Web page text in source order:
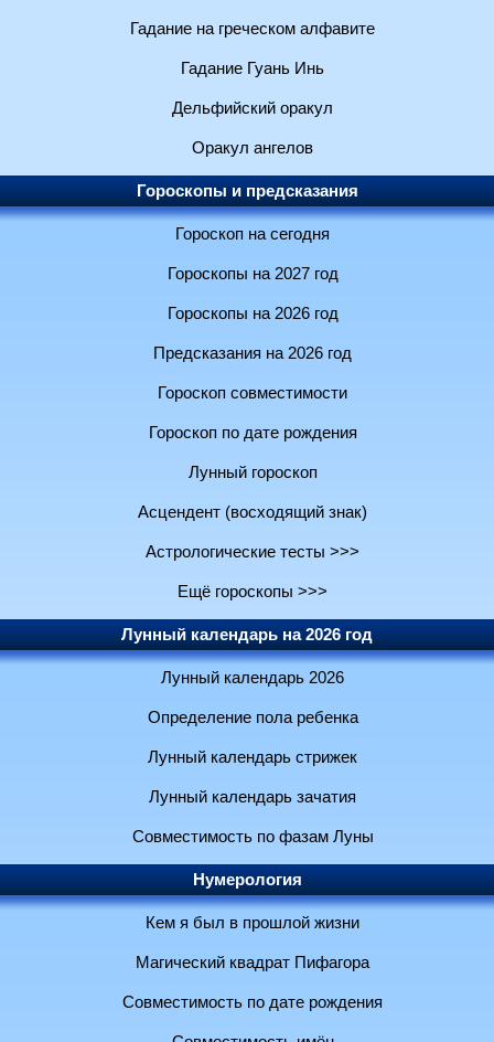
Гадание на греческом алфавите
Гадание Гуань Инь
Дельфийский оракул
Оракул ангелов
Гороскопы и предсказания
Гороскоп на сегодня
Гороскопы на 2027 год
Гороскопы на 2026 год
Предсказания на 2026 год
Гороскоп совместимости
Гороскоп по дате рождения
Лунный гороскоп
Асцендент (восходящий знак)
Астрологические тесты >>>
Ещё гороскопы >>>
Лунный календарь на 2026 год
Лунный календарь 2026
Определение пола ребенка
Лунный календарь стрижек
Лунный календарь зачатия
Совместимость по фазам Луны
Нумерология
Кем я был в прошлой жизни
Магический квадрат Пифагора
Совместимость по дате рождения